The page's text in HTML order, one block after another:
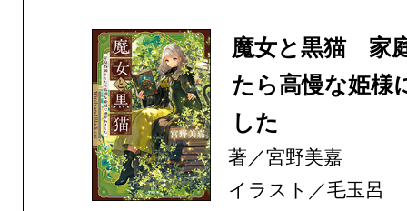
魔女と黒猫 家
たら高慢な姫様
した
著／宮野美嘉
イラスト／毛玉呂